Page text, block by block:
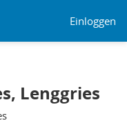
Einloggen
Lenggries